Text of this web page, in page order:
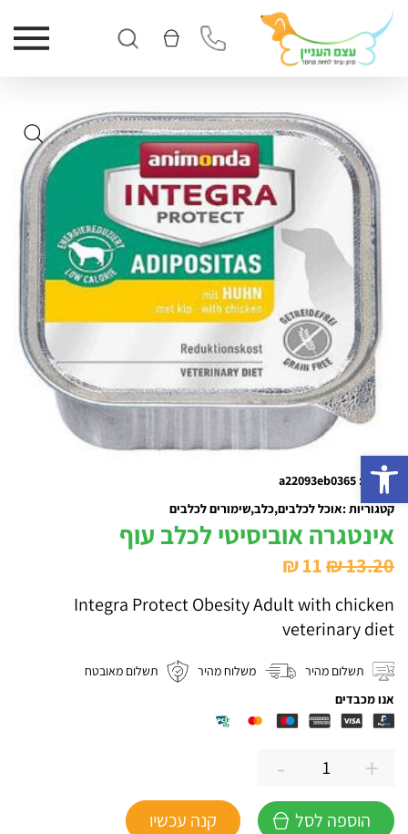
מק"ט : a22093eb0365
קטגוריות :אוכל לכלבים כלב שימורים לכלבים
אינטגרה אוביסיטי לכלב עוף
₪13.20
המחיר
המקורי
היה:
₪11
הנוכחי
הוא:
Integra Protect Obesity Adult with chicken
veterinary diet
תשלום מהיר משלוח מהיר
תשלום מאובטח
אנו מכבדים
+כמות
של
אינטגרה
-
הוספה לסל
קנה עכשיו
פתח סרגל נגישות